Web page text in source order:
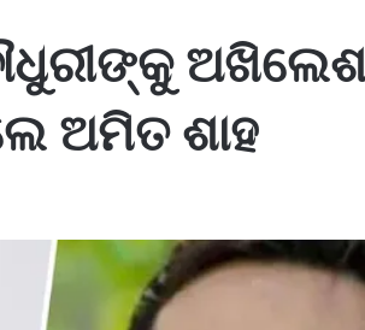
ଅମିତ ଶାହ